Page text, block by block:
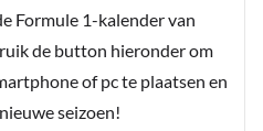
Formule 1-kalender van
de button hieronder om
of pc te plaatsen en
seizoen!